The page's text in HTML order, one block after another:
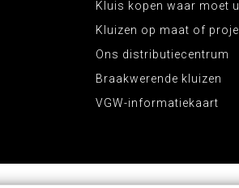
Kluis kopen waar moet
Kluizen op maat of
Ons distributiecentrum
Braakwerende kluizen
VGW-informatiekaart